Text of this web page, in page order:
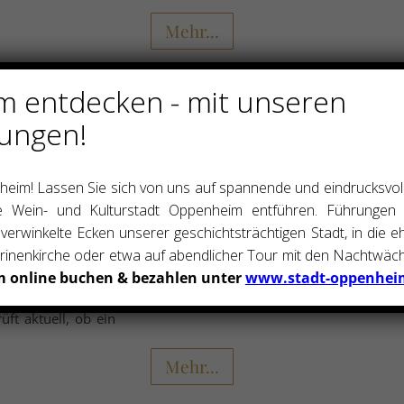
Mehr...
den Graben in der Pfarrer-
Straße dauerhaft gesperrt
des Stegs über den Graben in der Pfarrer-
dauerhaft gesperrt werden. Die Standfestigkeit ist
Steg wurde vor etwa 30 Jahren in Privatinitiative
sind unter anderem die durchgerosteten Stützen. Die
aktuell, ob ein
Mehr...
entdecken - mit unseren
Lassen Sie sich von uns auf spannende und
und Kulturstadt Oppenheim entführen. Führungen
Ecken unserer geschichtsträchtigen Stadt, in die
oder etwa auf abendlicher Tour mit den
online buchen & bezahlen unterwww.stadt-